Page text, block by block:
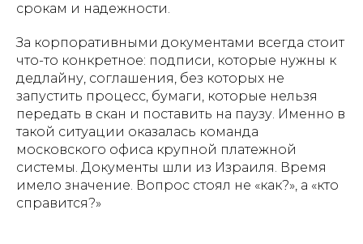
срокам и надежности.
За корпоративными документами всегда стоит
что-то конкретное: подписи, которые нужны к
дедлайну, соглашения, без которых не
запустить процесс, бумаги, которые нельзя
передать в скан и поставить на паузу. Именно в
такой ситуации оказалась команда
московского офиса крупной платежной
системы. Документы шли из Израиля. Время
имело значение. Вопрос стоял не «как?», а «кто
справится?»